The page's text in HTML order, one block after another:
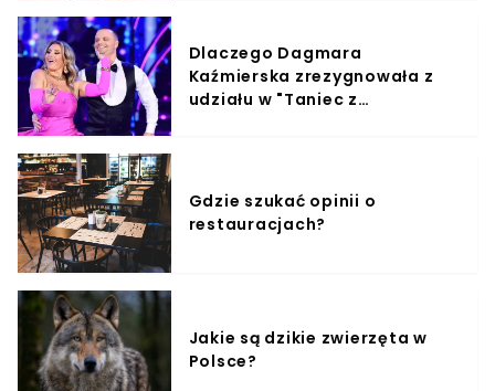
Dlaczego Dagmara
Kaźmierska zrezygnowała z
udziału w "Taniec z
Gdzie szukać opinii o
restauracjach?
Jakie są dzikie zwierzęta w
Polsce?